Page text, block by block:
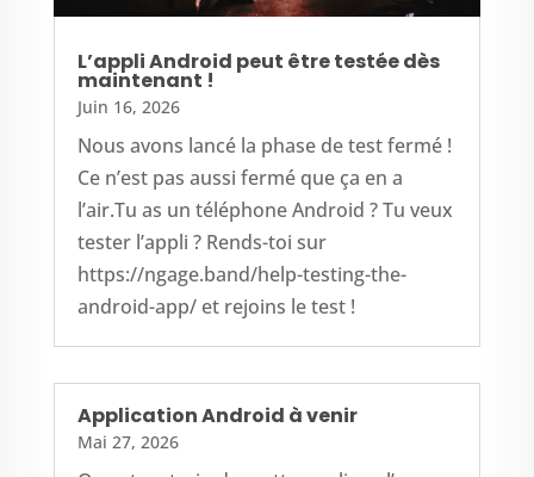
L’appli Android peut être testée dès
maintenant !
Juin 16, 2026
Nous avons lancé la phase de test fermé !
Ce n’est pas aussi fermé que ça en a
l’air.Tu as un téléphone Android ? Tu veux
tester l’appli ? Rends-toi sur
https://ngage.band/help-testing-the-
android-app/ et rejoins le test !
Application Android à venir
Mai 27, 2026